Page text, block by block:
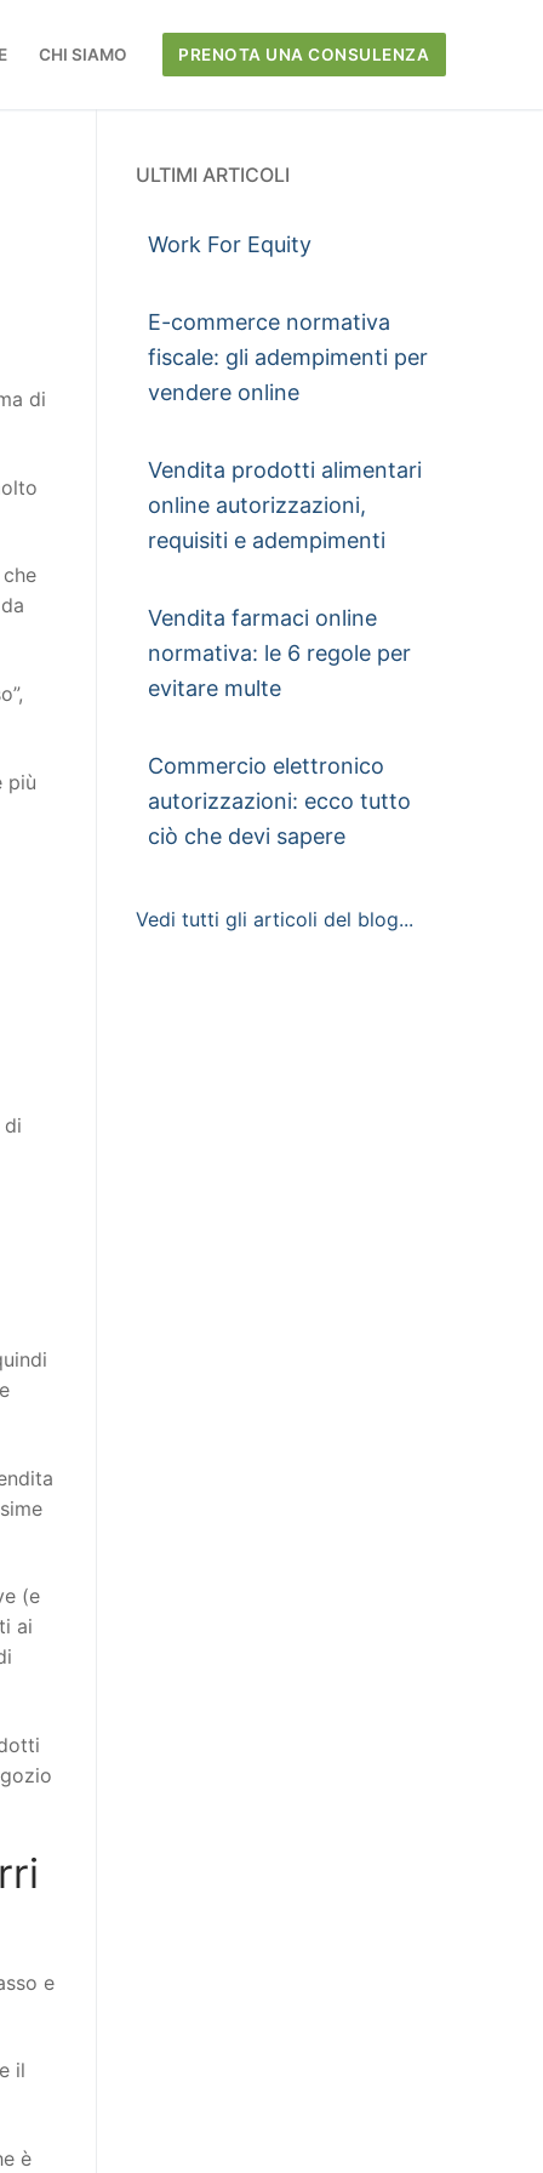
CHI SIAMO PRENOTA UNA CONSULENZA
di
più
di
(e
ai
e
il
è
ULTIMI ARTICOLI
Work For Equity
E-commerce normativa
fiscale: gli adempimenti per
vendere online
Vendita prodotti alimentari
online autorizzazioni,
requisiti e adempimenti
Vendita farmaci online
normativa: le 6 regole per
evitare multe
Commercio elettronico
autorizzazioni: ecco tutto
ciò che devi sapere
Vedi tutti gli articoli del blog...